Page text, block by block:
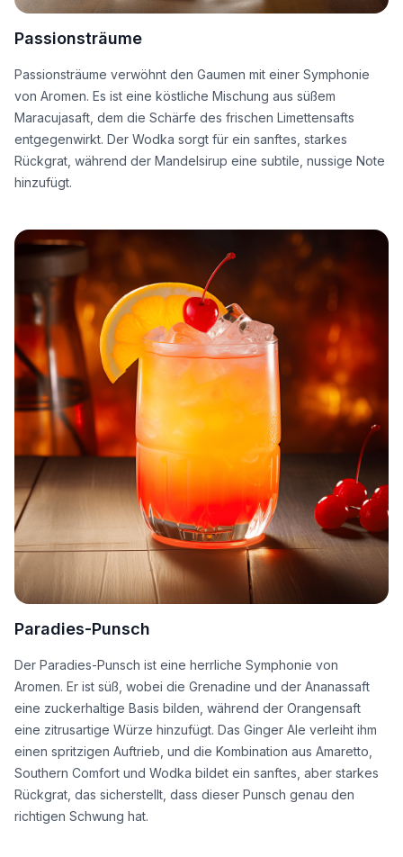
Passionsträume
Passionsträume verwöhnt den Gaumen mit einer Symphonie
von Aromen. Es ist eine köstliche Mischung aus süßem
Maracujasaft, dem die Schärfe des frischen Limettensafts
entgegenwirkt. Der Wodka sorgt für ein sanftes, starkes
Rückgrat, während der Mandelsirup eine subtile, nussige Note
hinzufügt.
Paradies-Punsch
Der Paradies-Punsch ist eine herrliche Symphonie von
Aromen. Er ist süß, wobei die Grenadine und der Ananassaft
eine zuckerhaltige Basis bilden, während der Orangensaft
eine zitrusartige Würze hinzufügt. Das Ginger Ale verleiht ihm
einen spritzigen Auftrieb, und die Kombination aus Amaretto,
Southern Comfort und Wodka bildet ein sanftes, aber starkes
Rückgrat, das sicherstellt, dass dieser Punsch genau den
richtigen Schwung hat.